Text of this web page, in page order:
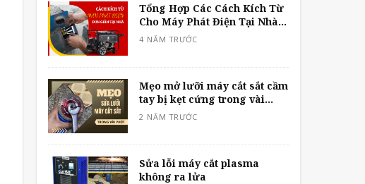
Tổng Hợp Các Cách Kích Từ
Cho Máy Phát Điện Tại Nhà
Đơn Giản Và An Toàn Nhất
Mẹo mở lưỡi máy cắt sắt cầm
tay bị kẹt cứng trong vài
phút
Sửa lỗi máy cắt plasma
không ra lửa